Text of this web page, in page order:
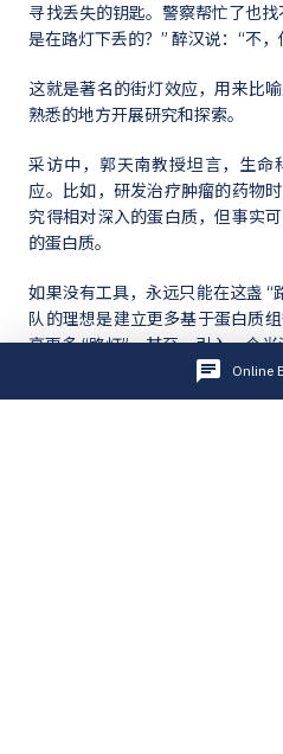
寻找丢失的钥匙。警察帮忙了也
是在路灯下丢的？” 醉汉说：“不
这就是著名的街灯效应，用来比
熟悉的地方开展研究和探索。
采访中，郭天南教授坦言，生命
应。比如，研发治疗肿瘤的药物
究得相对深入的蛋白质，但事实
的蛋白质。
如果没有工具，永远只能在这盏 “
队的理想是建立更多基于蛋白质
亮更多 “路灯”，甚至，引入一个
随着技术的快速发展，理想正一
Online